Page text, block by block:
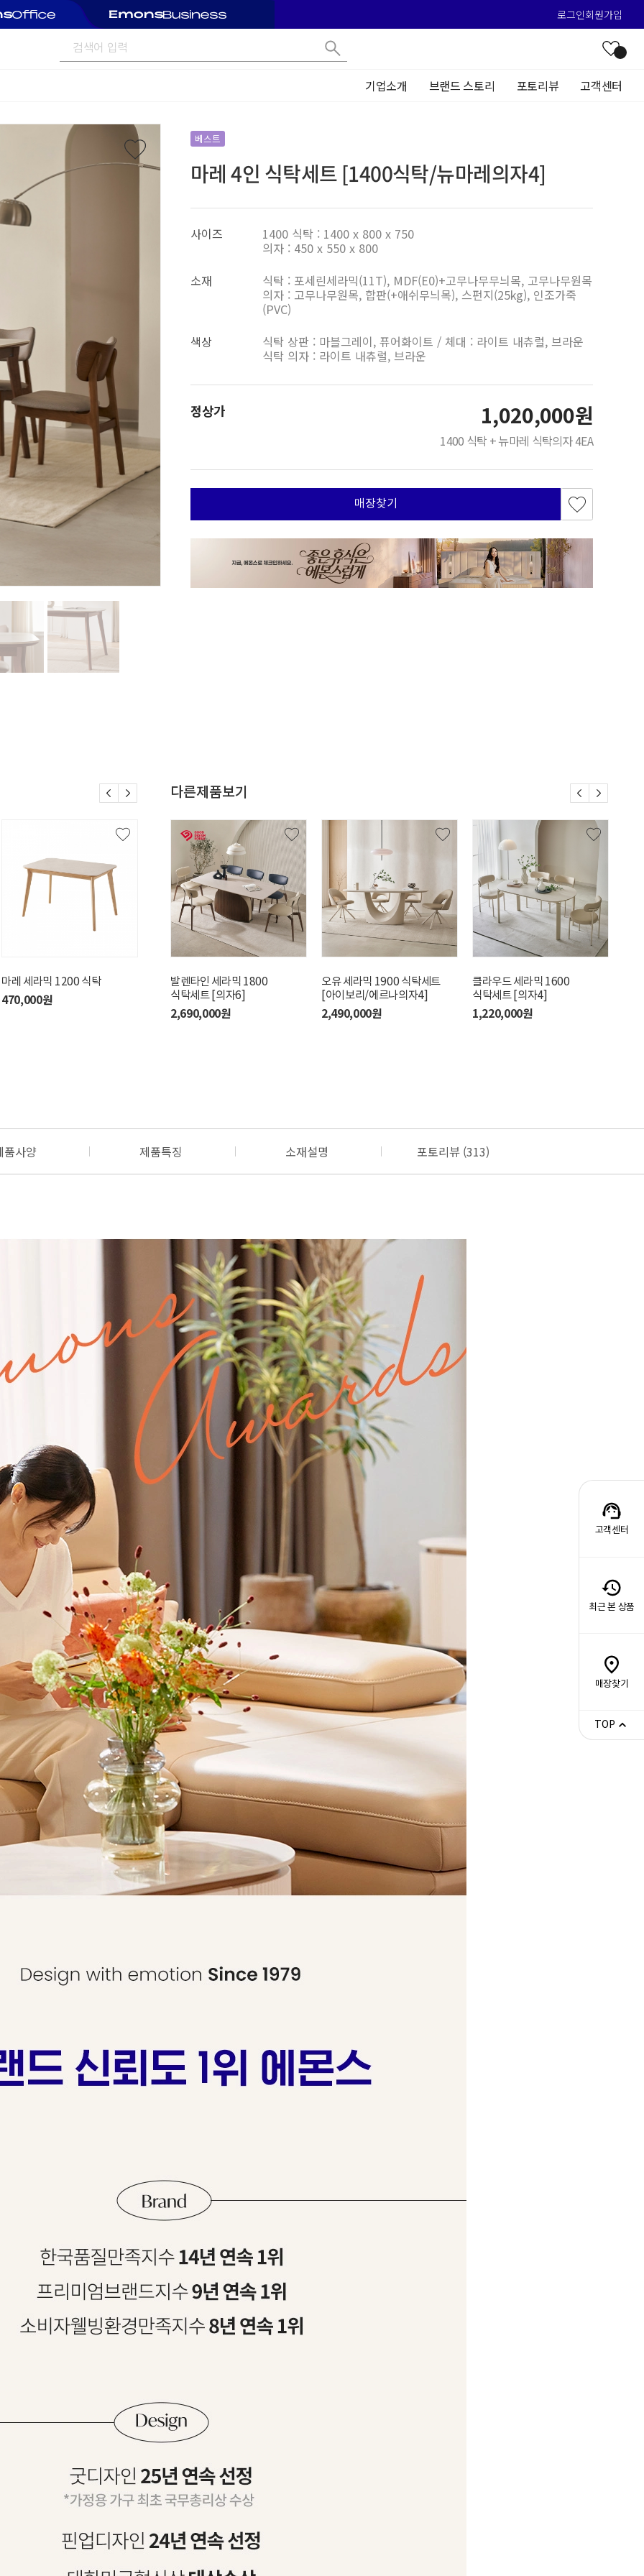
로그인회원가입
기업소개 브랜드 스토리 포토리뷰 고객센터
베스트
마레 4인 식탁세트 [1400식탁/뉴마레의자4]
사이즈
1400 식탁 : 1400 x 800 x 750
의자 : 450 x 550 x 800
소재
식탁 : 포세린세라믹(11T), MDF(E0)+고무나무무늬목, 고무나무원목
의자 : 고무나무원목, 합판(+애쉬무늬목), 스펀지(25kg), 인조가죽
(PVC)
색상
식탁 상판 : 마블그레이, 퓨어화이트 / 체대 : 라이트 내츄럴, 브라운
식탁 의자 : 라이트 내츄럴, 브라운
정상가 1,020,000원
1400 식탁 + 뉴마레 식탁의자 4EA
매장찾기
마레 세라믹 1200 식탁
470,000원
마레 세라믹 1400 식탁
540,000원
뉴마레 식탁의자 [라이트
내츄럴]
120,000원
뉴마레 식탁의자 [브라운]
120,000원
다른제품보기
클라우드 세라믹 1400
식탁세트 [의자4]
발렌타인 세라믹 1800
식탁세트 [의자6]
2,690,000원
오유 세라믹 1900 식탁세트
[아이보리/에르나의자4]
2,490,000원
클라우드 세라믹 1600
식탁세트 [의자4]
1,220,000원
품사양 제품특징 소재설명 포토리뷰 (313)
고객센터
최근 본 상품
매장찾기
TOP